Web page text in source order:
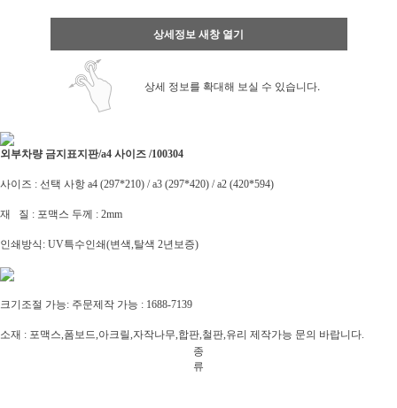
상세정보 새창 열기
상세 정보를 확대해 보실 수 있습니다.
외부차량 금지표지판/a4 사이즈 /100304
사이즈 : 선택 사항 a4 (297*210) / a3 (297*420) / a2 (420*594)
재 질 : 포맥스 두께 : 2mm
인쇄방식: UV특수인쇄(변색,탈색 2년보증)
크기조절 가능: 주문제작 가능 : 1688-7139
소재 : 포맥스,폼보드,아크릴,자작나무,합판,철판,유리 제작가능 문의 바랍니다.
종
류